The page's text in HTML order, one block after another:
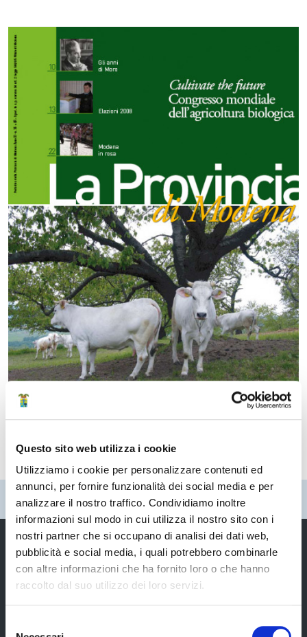
Questo sito web utilizza i cookie
Utilizziamo i cookie per personalizzare contenuti ed
annunci, per fornire funzionalità dei social media e per
analizzare il nostro traffico. Condividiamo inoltre
informazioni sul modo in cui utilizza il nostro sito con i
nostri partner che si occupano di analisi dei dati web,
pubblicità e social media, i quali potrebbero combinarle
con altre informazioni che ha fornito loro o che hanno
raccolto dal suo utilizzo dei loro servizi.
Pubblicato: 26 Maggio 2008 — Ultima modifica: 30 Gennaio 2020
Provincia di Modena